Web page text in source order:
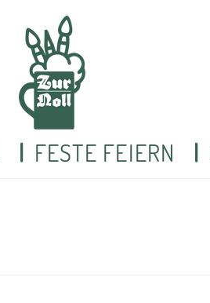
FESTE FEIERN